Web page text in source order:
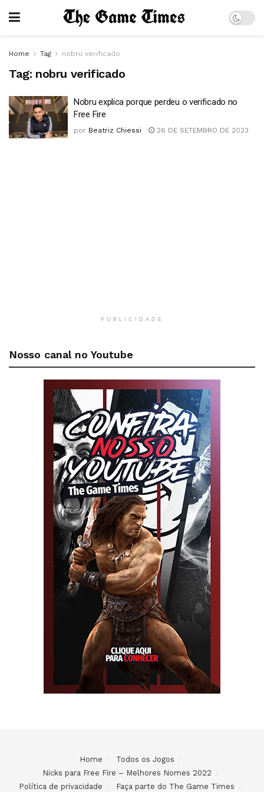
Home Tag nobru verificado
Tag: nobru verificado
Nobru explica porque perdeu o verificado no
Free Fire
por Beatriz Chiessi 26 DE SETEMBRO DE 2023
PUBLICIDADE
Nosso canal no Youtube
Home
Todos os Jogos
Nicks para Free Fire – Melhores Nomes 2022
Política de privacidade
Faça parte do The Game Times